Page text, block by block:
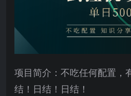
项目简介：不吃任何配置，
结！日结！日结！